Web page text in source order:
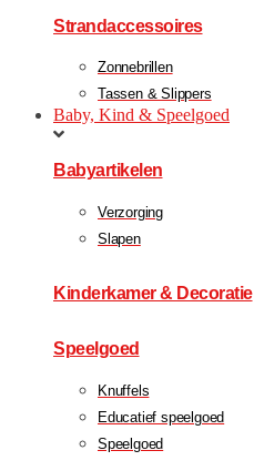
Strandaccessoires
Zonnebrillen
Tassen & Slippers
Baby, Kind & Speelgoed
Babyartikelen
Verzorging
Slapen
Kinderkamer & Decoratie
Speelgoed
Knuffels
Educatief speelgoed
Speelgoed